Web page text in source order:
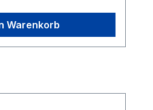
Warenkorb